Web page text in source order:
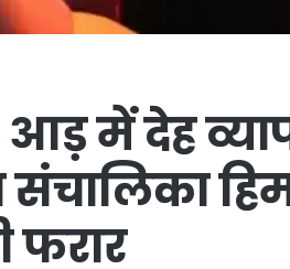
में देह
संचालिका
फरार